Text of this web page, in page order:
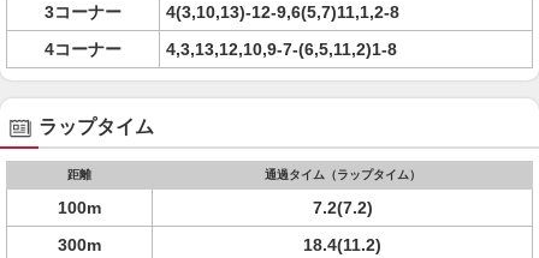
3コーナー
4(3,10,13)-12-9,6(5,7)11,1,2-8
4コーナー
4,3,13,12,10,9-7-(6,5,11,2)1-8
ラップタイム
距離 通過タイム（ラップタイム）
100m
7.2(7.2)
300m
18.4(11.2)